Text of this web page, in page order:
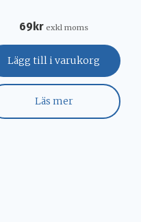
69 kr exkl moms
Lägg till i varukorg
Läs mer